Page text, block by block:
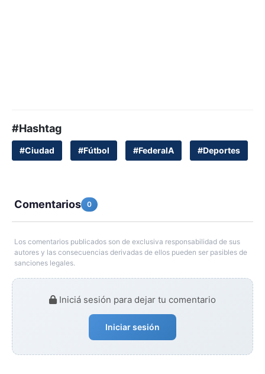
#Hashtag
#Ciudad #Fútbol #FederalA #Deportes
Comentarios 0
Los comentarios publicados son de exclusiva responsabilidad de sus
autores y las consecuencias derivadas de ellos pueden ser pasibles de
sanciones legales.
Iniciá sesión para dejar tu comentario
Iniciar sesión